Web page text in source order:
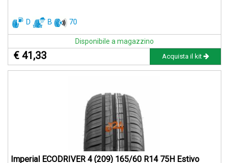
D B 70
Disponibile a magazzino
€ 41,33 Acquista il kit
Imperial ECODRIVER 4 (209) 165/60 R14 75H Estivo